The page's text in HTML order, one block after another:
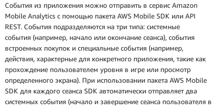
События из приложения можно отправить в сервис Amazon
Mobile Analytics с помощью пакета AWS Mobile SDK или API
REST. События подразделяются на три типа: системные
события (например, начало или окончание сеанса), события
встроенных покупок и специальные события (например,
действия, характерные для конкретного приложения, такие как
прохождение пользователем уровня в игре или просмотр
определенного экрана). При использовании пакета AWS Mobile
SDK для каждого сеанса SDK автоматически отправляет два
системных события (начало и завершение сеанса пользователя в